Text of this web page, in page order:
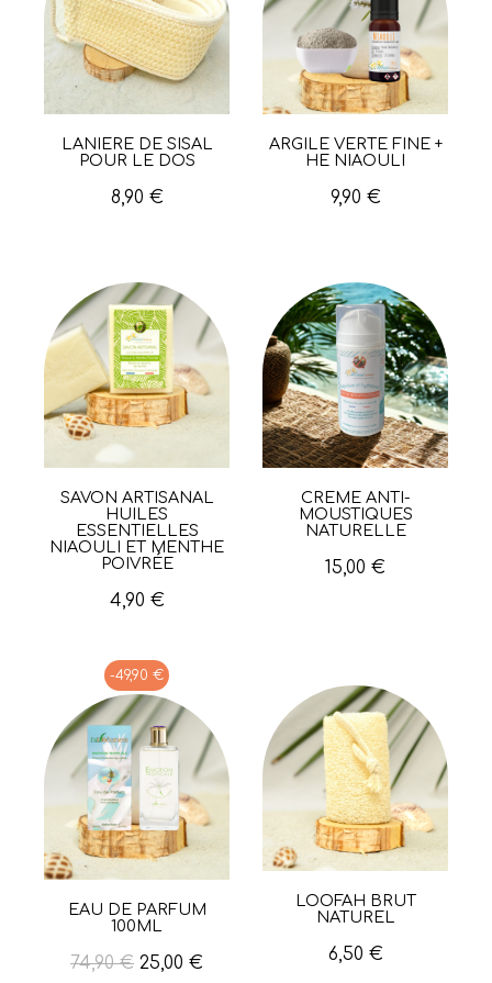
Aperçu rapide
LANIÈRE DE SISAL
POUR LE DOS
8,90 €
Aperçu rapide
ARGILE VERTE FINE +
HE NIAOULI
9,90 €
Aperçu rapide
SAVON ARTISANAL
HUILES
ESSENTIELLES
NIAOULI ET MENTHE
POIVRÉE
4,90 €
Aperçu rapide
CRÈME ANTI-
MOUSTIQUES
NATURELLE
15,00 €
-49,90 €
Aperçu rapide
EAU DE PARFUM
100ML
74,90 € 25,00 €
Aperçu rapide
LOOFAH BRUT
NATUREL
6,50 €